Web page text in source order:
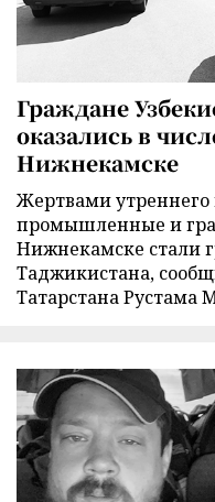
Граждане
оказались в
Нижнекамске
Жертвами утреннего
промышленные и
Нижнекамске стали
Таджикистана,
Татарстана Рустама